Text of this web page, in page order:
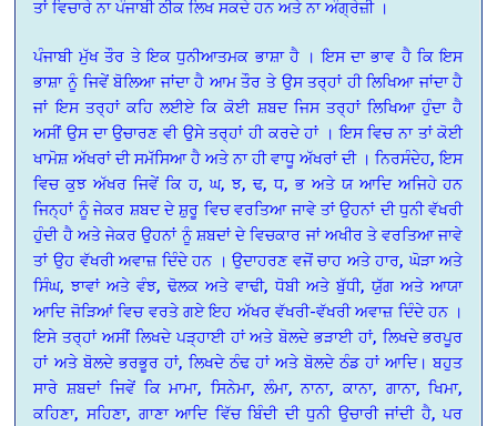
ਤਾਂ ਵਿਚਾਰੇ ਨਾ ਪੰਜਾਬੀ ਠੀਕ ਲਿਖ ਸਕਦੇ ਹਨ ਅਤੇ ਨਾ ਅੰਗ੍ਰੇਜ਼ੀ ।
ਪੰਜਾਬੀ ਮੁੱਖ ਤੌਰ ਤੇ ਇਕ ਧੁਨੀਆਤਮਕ ਭਾਸ਼ਾ ਹੈ । ਇਸ ਦਾ ਭਾਵ ਹੈ ਕਿ ਇਸ
ਭਾਸ਼ਾ ਨੂੰ ਜਿਵੇਂ ਬੋਲਿਆ ਜਾਂਦਾ ਹੈ ਆਮ ਤੌਰ ਤੇ ਉਸ ਤਰ੍ਹਾਂ ਹੀ ਲਿਖਿਆ ਜਾਂਦਾ ਹੈ
ਜਾਂ ਇਸ ਤਰ੍ਹਾਂ ਕਹਿ ਲਈਏ ਕਿ ਕੋਈ ਸ਼ਬਦ ਜਿਸ ਤਰ੍ਹਾਂ ਲਿਖਿਆ ਹੁੰਦਾ ਹੈ
ਅਸੀਂ ਉਸ ਦਾ ਉਚਾਰਣ ਵੀ ਉਸੇ ਤਰ੍ਹਾਂ ਹੀ ਕਰਦੇ ਹਾਂ । ਇਸ ਵਿਚ ਨਾ ਤਾਂ ਕੋਈ
ਖਾਮੋਸ਼ ਅੱਖਰਾਂ ਦੀ ਸਮੱਸਿਆ ਹੈ ਅਤੇ ਨਾ ਹੀ ਵਾਧੂ ਅੱਖਰਾਂ ਦੀ । ਨਿਰਸੰਦੇਹ, ਇਸ
ਵਿਚ ਕੁਝ ਅੱਖਰ ਜਿਵੇਂ ਕਿ ਹ, ਘ, ਝ, ਢ, ਧ, ਭ ਅਤੇ ਯ ਆਦਿ ਅਜਿਹੇ ਹਨ
ਜਿਨ੍ਹਾਂ ਨੂੰ ਜੇਕਰ ਸ਼ਬਦ ਦੇ ਸ਼ੁਰੂ ਵਿਚ ਵਰਤਿਆ ਜਾਵੇ ਤਾਂ ਉਹਨਾਂ ਦੀ ਧੁਨੀ ਵੱਖਰੀ
ਹੁੰਦੀ ਹੈ ਅਤੇ ਜੇਕਰ ਉਹਨਾਂ ਨੂੰ ਸ਼ਬਦਾਂ ਦੇ ਵਿਚਕਾਰ ਜਾਂ ਅਖੀਰ ਤੇ ਵਰਤਿਆ ਜਾਵੇ
ਤਾਂ ਉਹ ਵੱਖਰੀ ਅਵਾਜ਼ ਦਿੰਦੇ ਹਨ । ਉਦਾਹਰਣ ਵਜੋਂ ਚਾਹ ਅਤੇ ਹਾਰ, ਘੋੜਾ ਅਤੇ
ਸਿੰਘ, ਝਾਵਾਂ ਅਤੇ ਵੰਝ, ਢੋਲਕ ਅਤੇ ਵਾਢੀ, ਧੋਬੀ ਅਤੇ ਬੁੱਧੀ, ਯੁੱਗ ਅਤੇ ਆਯਾ
ਆਦਿ ਜੋੜਿਆਂ ਵਿਚ ਵਰਤੇ ਗਏ ਇਹ ਅੱਖਰ ਵੱਖਰੀ-ਵੱਖਰੀ ਅਵਾਜ਼ ਦਿੰਦੇ ਹਨ ।
ਇਸੇ ਤਰ੍ਹਾਂ ਅਸੀਂ ਲਿਖਦੇ ਪੜ੍ਹਾਈ ਹਾਂ ਅਤੇ ਬੋਲਦੇ ਭੜਾਈ ਹਾਂ, ਲਿਖਦੇ ਭਰਪੂਰ
ਹਾਂ ਅਤੇ ਬੋਲਦੇ ਭਰਭੂਰ ਹਾਂ, ਲਿਖਦੇ ਠੰਢ ਹਾਂ ਅਤੇ ਬੋਲਦੇ ਠੰਡ ਹਾਂ ਆਦਿ। ਬਹੁਤ
ਸਾਰੇ ਸ਼ਬਦਾਂ ਜਿਵੇਂ ਕਿ ਮਾਮਾ, ਸਿਨੇਮਾ, ਲੰਮਾ, ਨਾਨਾ, ਕਾਨਾ, ਗਾਨਾ, ਖਿਮਾ,
ਕਹਿਣਾ, ਸਹਿਣਾ, ਗਾਣਾ ਆਦਿ ਵਿੱਚ ਬਿੰਦੀ ਦੀ ਧੁਨੀ ਉਚਾਰੀ ਜਾਂਦੀ ਹੈ, ਪਰ